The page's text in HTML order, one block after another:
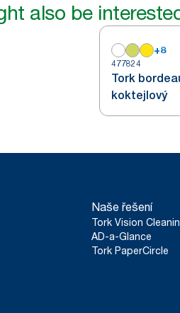
also be
+8
477824
Tork
koktejlový
Naše řešení
Tork Vision
AD-a-Glance
Tork PaperCircle